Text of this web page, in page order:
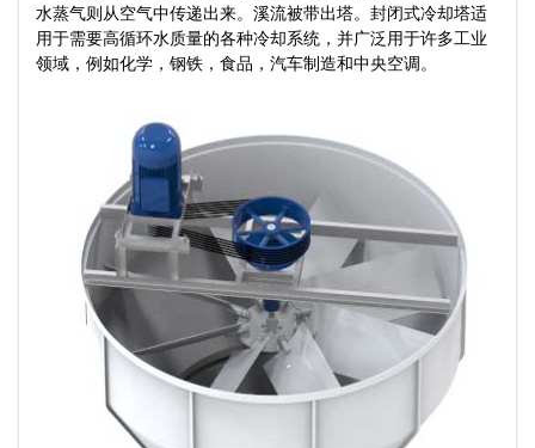
水蒸气则从空气中传递出来。溪流被带出塔。封闭式冷却塔适
用于需要高循环水质量的各种冷却系统，并广泛用于许多工业
领域，例如化学，钢铁，食品，汽车制造和中央空调。